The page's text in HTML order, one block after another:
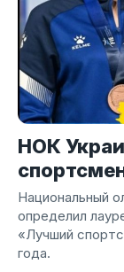
НОК
Национальный
определил
«Лучший
года.